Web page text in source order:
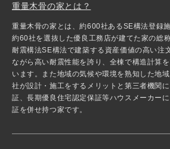
重量木骨の家とは？
重量木骨の家とは、約600社あるSE構法登録
約60社を選抜した優良工務店が建てた家の総
耐震構法SE構法で建築する資産価値の高い注
ながら高い耐震性能を誇り、全棟で構造計算
います。また地域の気候や環境を熟知した地
社が設計・施工をするメリットと第三者機関
証、長期優良住宅認定保証等ハウスメーカー
証を併せ持つ家です。